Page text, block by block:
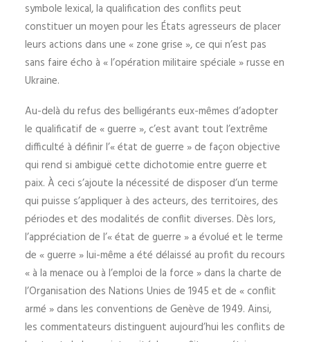
symbole lexical, la qualification des conflits peut
constituer un moyen pour les États agresseurs de placer
leurs actions dans une « zone grise », ce qui n’est pas
sans faire écho à « l’opération militaire spéciale » russe en
Ukraine.
Au-delà du refus des belligérants eux-mêmes d’adopter
le qualificatif de « guerre », c’est avant tout l’extrême
difficulté à définir l’« état de guerre » de façon objective
qui rend si ambiguë cette dichotomie entre guerre et
paix. À ceci s’ajoute la nécessité de disposer d’un terme
qui puisse s’appliquer à des acteurs, des territoires, des
périodes et des modalités de conflit diverses. Dès lors,
l’appréciation de l’« état de guerre » a évolué et le terme
de « guerre » lui-même a été délaissé au profit du recours
« à la menace ou à l’emploi de la force » dans la charte de
l’Organisation des Nations Unies de 1945 et de « conflit
armé » dans les conventions de Genève de 1949. Ainsi,
les commentateurs distinguent aujourd’hui les conflits de